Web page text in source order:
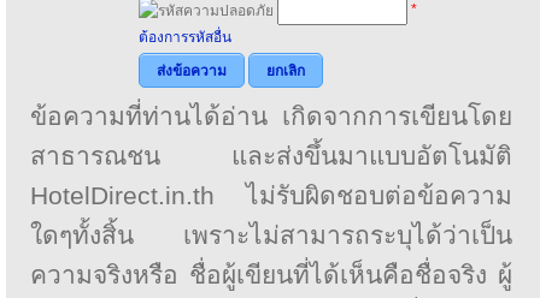
*
ต้องการรหัสอื่น
ส่งข้อความ
ยกเลิก
ข้อความที่ท่านได้อ่าน เกิดจากการเขียนโดย
สาธารณชน และส่งขึ้นมาแบบอัตโนมัติ
HotelDirect.in.th ไม่รับผิดชอบต่อข้อความ
ใดๆทั้งสิ้น เพราะไม่สามารถระบุได้ว่าเป็น
ความจริงหรือ ชื่อผู้เขียนที่ได้เห็นคือชื่อจริง ผู้